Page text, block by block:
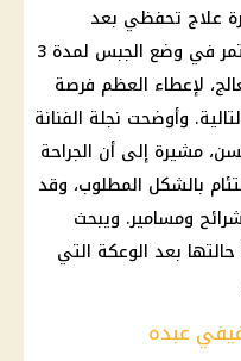
علاج تحفظي بعد
إصابتها بكسر في القدم، حيث تستمر في وضع الجبس لمدة 3
لإعطاء العظم فرصة
وأوضحت نجلة الفنانة
مشيرة إلى أن الجراحة
بالشكل المطلوب، وقد
ومسامير. ويبحث
بعد الوعكة التي
عبده